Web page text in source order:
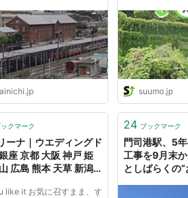
すぎる！ 福
団地」渋沢プ
suumo.jp
クマーク
ーナ｜ウエディングド
座 京都 大阪 神戸 姫
広島 熊本 天草 新潟
like it お気に召すまま、す
24 ブックマーク
門司港駅、5
工事を9月末
としばらくの